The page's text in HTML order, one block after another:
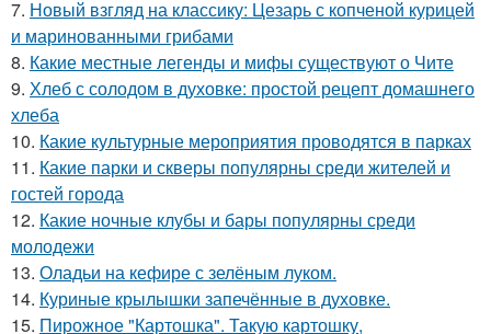
7. Новый взгляд на классику: Цезарь с копченой курицей
и маринованными грибами
8. Какие местные легенды и мифы существуют о Чите
9. Хлеб с солодом в духовке: простой рецепт домашнего
хлеба
10. Какие культурные мероприятия проводятся в парках
11. Какие парки и скверы популярны среди жителей и
гостей города
12. Какие ночные клубы и бары популярны среди
молодежи
13. Оладьи на кефире с зелёным луком.
14. Куриные крылышки запечённые в духовке.
15. Пирожное "Картошка". Такую картошку,